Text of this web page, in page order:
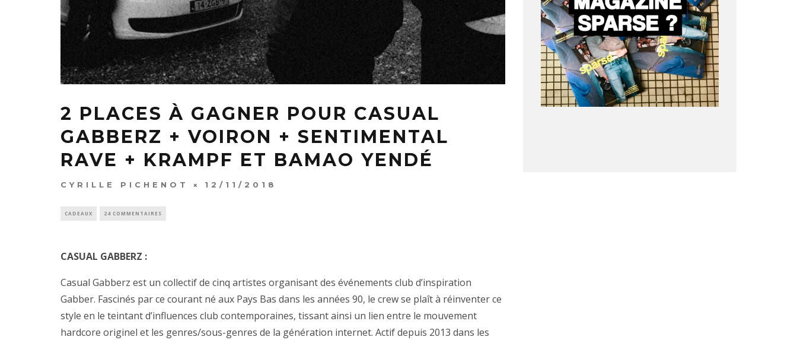
2 PLACES À GAGNER POUR CASUAL
GABBERZ + VOIRON + SENTIMENTAL
RAVE + KRAMPF ET BAMAO YENDÉ
CYRILLE PICHENOT 12/11/2018
CADEAUX 24 COMMENTAIRES
CASUAL GABBERZ :
Casual Gabberz est un collectif de cinq artistes organisant des événements club d’inspiration
Gabber. Fascinés par ce courant né aux Pays Bas dans les années 90, le crew se plaît à réinventer ce
style en le teintant d’influences club contemporaines, tissant ainsi un lien entre le mouvement
hardcore originel et les genres/sous-genres de la génération internet. Actif depuis 2013 dans les